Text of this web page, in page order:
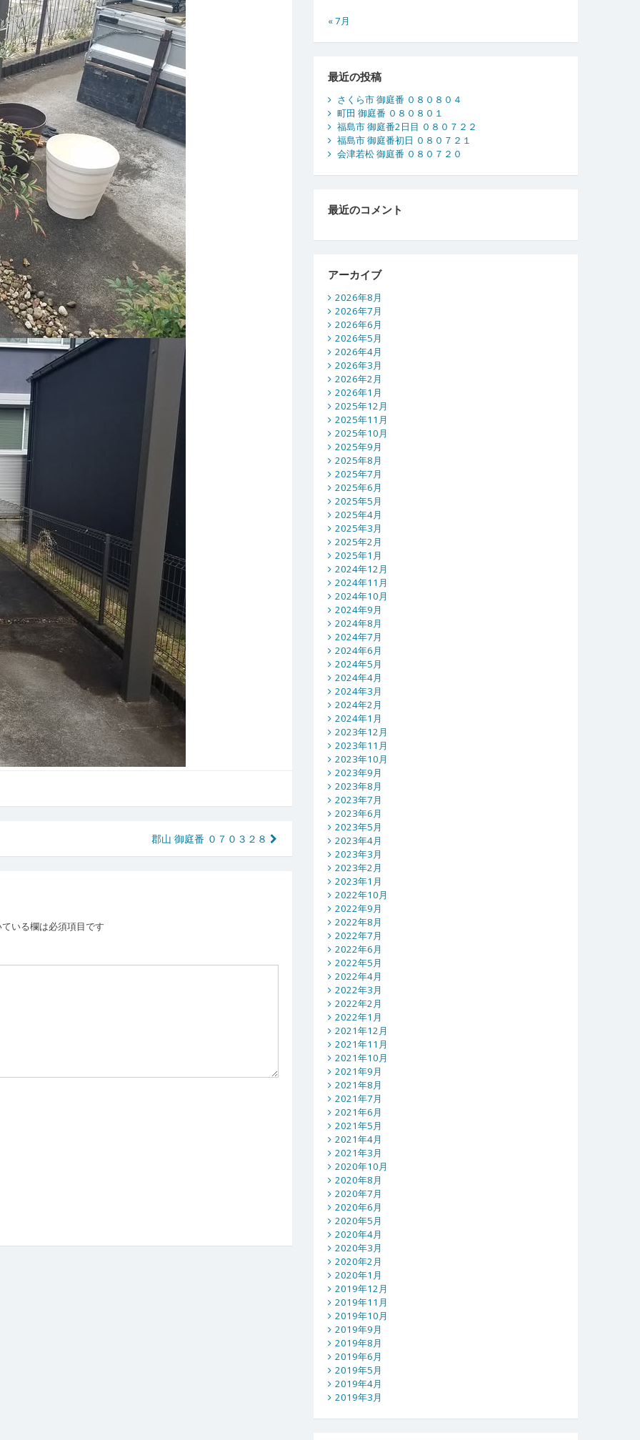
郡山 御庭番 ０７０３２８
いる欄は必須項目です
« 7月
最近の投稿
さくら市 御庭番 ０８０８０４
町田 御庭番 ０８０８０１
福島市 御庭番2日目 ０８０７２２
福島市 御庭番初日 ０８０７２１
会津若松 御庭番 ０８０７２０
最近のコメント
アーカイブ
2026年8月
2026年7月
2026年6月
2026年5月
2026年4月
2026年3月
2026年2月
2026年1月
2025年12月
2025年11月
2025年10月
2025年9月
2025年8月
2025年7月
2025年6月
2025年5月
2025年4月
2025年3月
2025年2月
2025年1月
2024年12月
2024年11月
2024年10月
2024年9月
2024年8月
2024年7月
2024年6月
2024年5月
2024年4月
2024年3月
2024年2月
2024年1月
2023年12月
2023年11月
2023年10月
2023年9月
2023年8月
2023年7月
2023年6月
2023年5月
2023年4月
2023年3月
2023年2月
2023年1月
2022年10月
2022年9月
2022年8月
2022年7月
2022年6月
2022年5月
2022年4月
2022年3月
2022年2月
2022年1月
2021年12月
2021年11月
2021年10月
2021年9月
2021年8月
2021年7月
2021年6月
2021年5月
2021年4月
2021年3月
2020年10月
2020年8月
2020年7月
2020年6月
2020年5月
2020年4月
2020年3月
2020年2月
2020年1月
2019年12月
2019年11月
2019年10月
2019年9月
2019年8月
2019年6月
2019年5月
2019年4月
2019年3月